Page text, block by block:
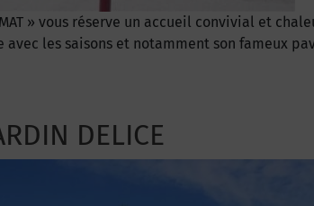
» vous réserve un accueil convivial et
les saisons et notamment son fameux
DELICE